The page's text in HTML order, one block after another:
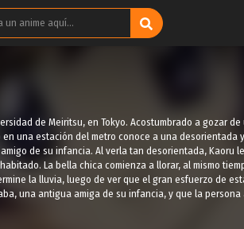
de Meiritsu, en Tokyo. Acostumbrado a gozar
una estación del metro conoce a una desorientada
de su infancia. Al verla tan desorientada, Kaoru
La bella chica comienza a llorar, al mismo
la lluvia, luego de ver que el gran esfuerzo de
una antigua amiga de su infancia, y que la